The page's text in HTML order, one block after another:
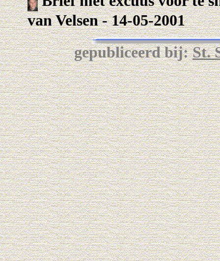
van Velsen - 14-05-2001
gepubliceerd bij:St.